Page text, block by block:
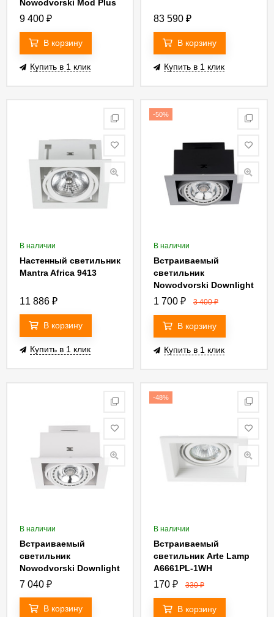
Nowodvorski Mod Plus
9404
9 400 ₽
В корзину
Купить в 1 клик
83 590 ₽
В корзину
Купить в 1 клик
В наличии
Настенный светильник
Mantra Africa 9413
11 886 ₽
В корзину
Купить в 1 клик
-50%
В наличии
Встраиваемый
светильник
Nowodvorski Downlight
9573
1 700 ₽ 3 400₽
В корзину
Купить в 1 клик
В наличии
Встраиваемый
светильник
Nowodvorski Downlight
9575
7 040 ₽
В корзину
-48%
В наличии
Встраиваемый
светильник Arte Lamp
A6661PL-1WH
170 ₽ 330₽
В корзину